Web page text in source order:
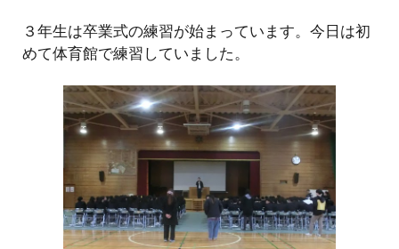
３年生は卒業式の練習が始まっています。今日は初
めて体育館で練習していました。